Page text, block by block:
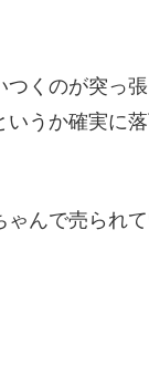
くのが突っ
うか確実に
ゃんで売られ